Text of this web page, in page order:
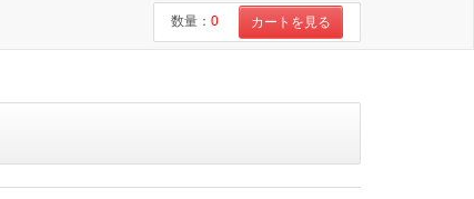
数量： 0 カートを見る